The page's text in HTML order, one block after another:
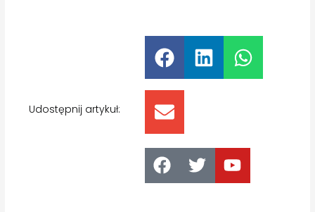
Udostępnij artykuł: